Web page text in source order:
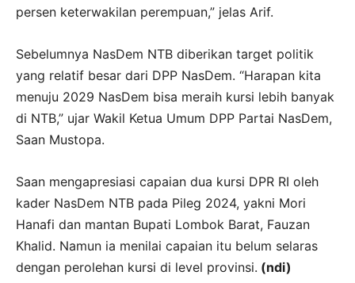
persen keterwakilan perempuan,” jelas Arif.
Sebelumnya NasDem NTB diberikan target politik
yang relatif besar dari DPP NasDem. “Harapan kita
menuju 2029 NasDem bisa meraih kursi lebih banyak
di NTB,” ujar Wakil Ketua Umum DPP Partai NasDem,
Saan Mustopa.
Saan mengapresiasi capaian dua kursi DPR RI oleh
kader NasDem NTB pada Pileg 2024, yakni Mori
Hanafi dan mantan Bupati Lombok Barat, Fauzan
Khalid. Namun ia menilai capaian itu belum selaras
dengan perolehan kursi di level provinsi. (ndi)